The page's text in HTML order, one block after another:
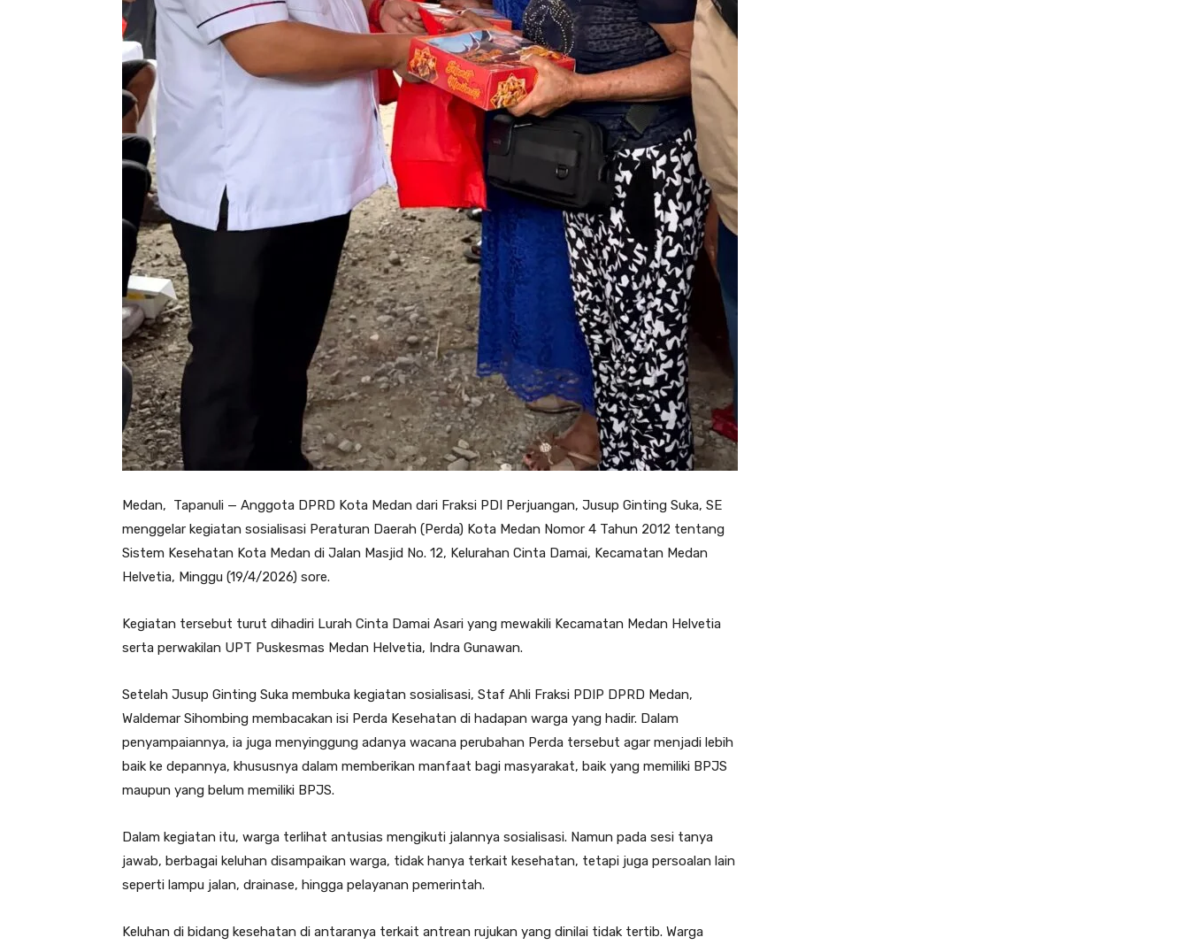
Medan, Tapanuli — Anggota DPRD Kota Medan dari Fraksi PDI Perjuangan, Jusup Ginting Suka, SE
menggelar kegiatan sosialisasi Peraturan Daerah (Perda) Kota Medan Nomor 4 Tahun 2012 tentang
Sistem Kesehatan Kota Medan di Jalan Masjid No. 12, Kelurahan Cinta Damai, Kecamatan Medan
Helvetia, Minggu (19/4/2026) sore.
Kegiatan tersebut turut dihadiri Lurah Cinta Damai Asari yang mewakili Kecamatan Medan Helvetia
serta perwakilan UPT Puskesmas Medan Helvetia, Indra Gunawan.
Setelah Jusup Ginting Suka membuka kegiatan sosialisasi, Staf Ahli Fraksi PDIP DPRD Medan,
Waldemar Sihombing membacakan isi Perda Kesehatan di hadapan warga yang hadir. Dalam
penyampaiannya, ia juga menyinggung adanya wacana perubahan Perda tersebut agar menjadi lebih
baik ke depannya, khususnya dalam memberikan manfaat bagi masyarakat, baik yang memiliki BPJS
maupun yang belum memiliki BPJS.
Dalam kegiatan itu, warga terlihat antusias mengikuti jalannya sosialisasi. Namun pada sesi tanya
jawab, berbagai keluhan disampaikan warga, tidak hanya terkait kesehatan, tetapi juga persoalan lain
seperti lampu jalan, drainase, hingga pelayanan pemerintah.
Keluhan di bidang kesehatan di antaranya terkait antrean rujukan yang dinilai tidak tertib. Warga